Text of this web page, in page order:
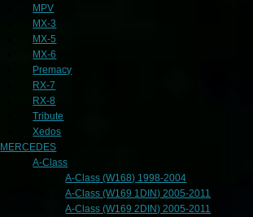
MPV
MX-3
MX-5
MX-6
Premacy
RX-7
RX-8
Tribute
Xedos
MERCEDES
A-Class
A-Class (W168) 1998-2004
A-Class (W169 1DIN) 2005-2011
A-Class (W169 2DIN) 2005-2011